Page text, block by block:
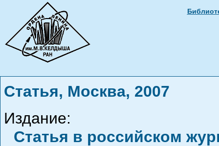
Статья, Москва, 2007
Издание:
Статья в российском